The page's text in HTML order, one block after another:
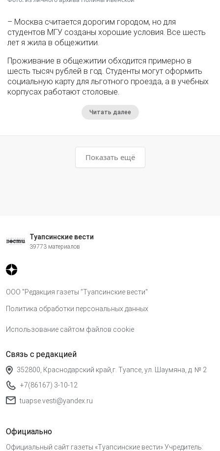
– Москва считается дорогим городом, но для
студентов МГУ созданы хорошие условия. Все шесть
лет я жила в общежитии.
Проживание в общежитии обходится примерно в
шесть тысяч рублей в год. Студенты могут оформить
социальную карту для льготного проезда, а в учебных
корпусах работают столовые.
Читать далее
Показать ещё
Туапсинские вести
39773 материалов
ООО "Редакция газеты "Туапсинские вести"
Политика обработки персональных данных
Использование сайтом файлов cookie
Связь с редакцией
352800, Краснодарский край,г. Туапсе, ул. Шаумяна, д. № 2
+7(86167) 3-10-12
tuapse.vesti@yandex.ru
Официально
Официальный сайт газеты «Туапсинские вести» Учредитель: